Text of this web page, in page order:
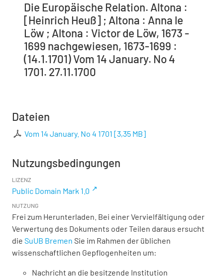
Die Europäische Relation. Altona :
[Heinrich Heuß] ; Altona : Anna le
Löw ; Altona : Victor de Löw, 1673 -
1699 nachgewiesen, 1673-1699 :
(14.1.1701) Vom 14 January. No 4
1701. 27.11.1700
Dateien
Vom 14 January. No 4 1701 [3,35 MB]
Nutzungsbedingungen
LIZENZ
Public Domain Mark 1.0
NUTZUNG
Frei zum Herunterladen. Bei einer Vervielfältigung oder
Verwertung des Dokuments oder Teilen daraus ersucht
die SuUB Bremen Sie im Rahmen der üblichen
wissenschaftlichen Gepflogenheiten um:
Nachricht an die besitzende Institution